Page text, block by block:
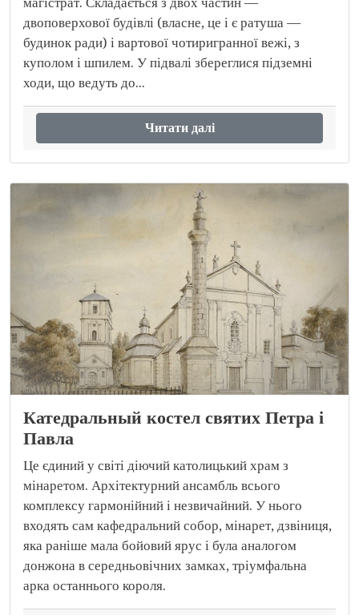
двоповерхової будівлі (власне, це і є ратуша —
будинок ради) і вартової чотиригранної вежі, з
куполом і шпилем. У підвалі збереглися підземні
ходи, що ведуть до...
Читати далі
Катедральный костел святих Петра і
Павла
Це єдиний у світі діючий католицький храм з
мінаретом. Архітектурний ансамбль всього
комплексу гармонійний і незвичайний. У нього
входять сам кафедральний собор, мінарет, дзвіниця,
яка раніше мала бойовий ярус і була аналогом
донжона в середньовічних замках, тріумфальна
арка останнього короля.